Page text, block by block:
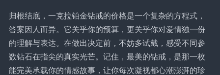
归根结底，一克拉铂金钻戒的价格是一个复杂的方程式，
答案因人而异。它关乎你的预算，更关乎你对爱情独一份
的理解与表达。在做出决定前，不妨多试戴，感受不同参
数钻石在指尖的真实光芒。记住，最美的钻戒，是那一枚
能完美承载你的情感故事，让你每次凝视都心潮澎湃的珍